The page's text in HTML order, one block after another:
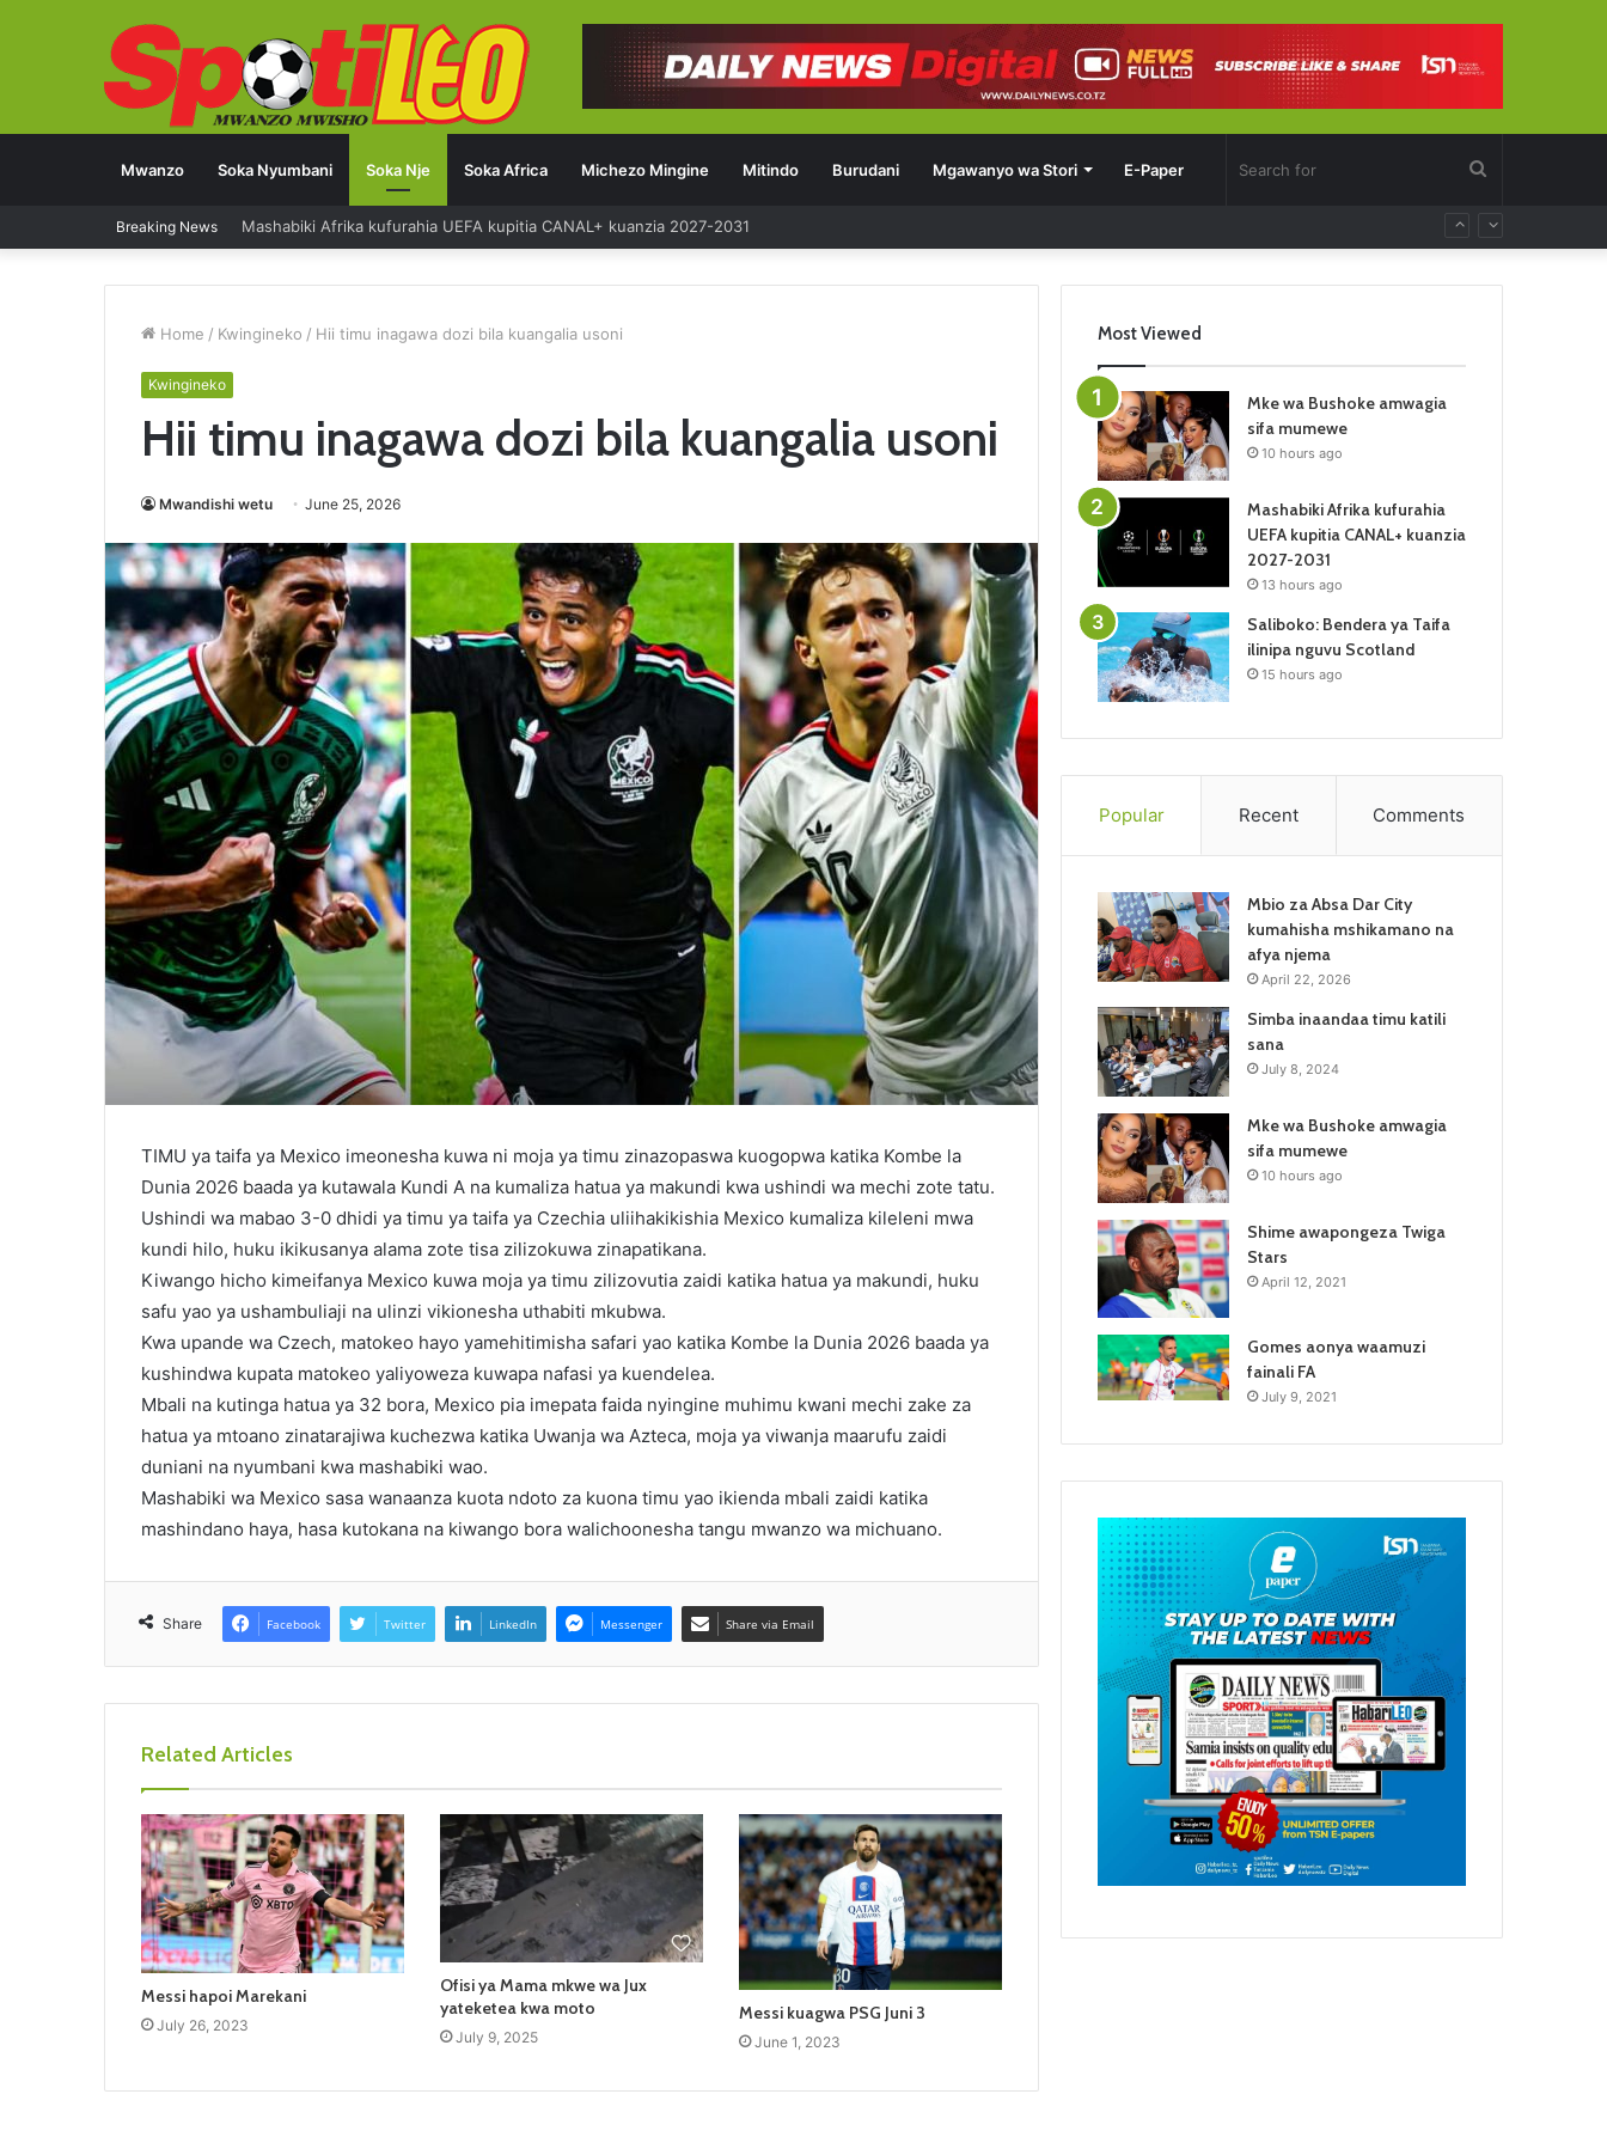
Mwanzo Soka Nyumbani Soka Nje Soka Africa Michezo Mingine Mitindo Burudani Mgawanyo wa Stori E-Paper
Breaking News Mashabiki Afrika kufurahia UEFA kupitia CANAL+ kuanzia 2027-2031
Home / Kwingineko / Hii timu inagawa dozi bila kuangalia usoni
Kwingineko
Hii timu inagawa dozi bila kuangalia usoni
Mwandishi wetu June 25, 2026
TIMU ya taifa ya Mexico imeonesha kuwa ni moja ya timu zinazopaswa kuogopwa katika Kombe la
Dunia 2026 baada ya kutawala Kundi A na kumaliza hatua ya makundi kwa ushindi wa mechi zote tatu.
Ushindi wa mabao 3-0 dhidi ya timu ya taifa ya Czechia uliihakikishia Mexico kumaliza kileleni mwa
kundi hilo, huku ikikusanya alama zote tisa zilizokuwa zinapatikana.
Kiwango hicho kimeifanya Mexico kuwa moja ya timu zilizovutia zaidi katika hatua ya makundi, huku
safu yao ya ushambuliaji na ulinzi vikionesha uthabiti mkubwa.
Kwa upande wa Czech, matokeo hayo yamehitimisha safari yao katika Kombe la Dunia 2026 baada ya
kushindwa kupata matokeo yaliyoweza kuwapa nafasi ya kuendelea.
Mbali na kutinga hatua ya 32 bora, Mexico pia imepata faida nyingine muhimu kwani mechi zake za
hatua ya mtoano zinatarajiwa kuchezwa katika Uwanja wa Azteca, moja ya viwanja maarufu zaidi
duniani na nyumbani kwa mashabiki wao.
Mashabiki wa Mexico sasa wanaanza kuota ndoto za kuona timu yao ikienda mbali zaidi katika
mashindano haya, hasa kutokana na kiwango bora walichoonesha tangu mwanzo wa michuano.
Share Facebook Twitter LinkedIn Messenger Share via Email
Related Articles
Messi hapoi Marekani
July 26, 2023
Ofisi ya Mama mkwe wa Jux
yateketea kwa moto
July 9, 2025
Messi kuagwa PSG Juni 3
June 1, 2023
Most Viewed
Mke wa Bushoke amwagia
sifa mumewe
10 hours ago
Mashabiki Afrika kufurahia
UEFA kupitia CANAL+ kuanzia
2027-2031
13 hours ago
Saliboko: Bendera ya Taifa
ilinipa nguvu Scotland
15 hours ago
Popular Recent Comments
Mbio za Absa Dar City
kumahisha mshikamano na
afya njema
April 22, 2026
Simba inaandaa timu katili
sana
July 8, 2024
Mke wa Bushoke amwagia
sifa mumewe
10 hours ago
Shime awapongeza Twiga
Stars
April 12, 2021
Gomes aonya waamuzi
fainali FA
July 9, 2021